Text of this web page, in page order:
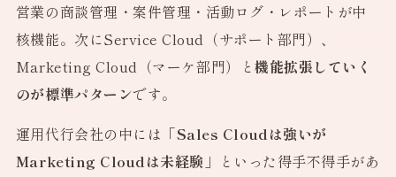
営業の商談管理・案件管理・活動ログ・レポートが中
核機能。次にService Cloud（サポート部門）、
Marketing Cloud（マーケ部門）と機能拡張していく
のが標準パターンです。
運用代行会社の中には 「Sales Cloudは強いが
Marketing Cloudは未経験」
といった得手不得手があ